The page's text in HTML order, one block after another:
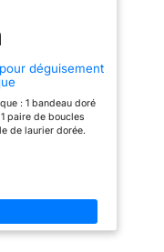
d'authenticité à votre
dé Design Élégant
des Motifs Antiques de
grec et romain classique,
serre-tête (aussi appelé
soldat grec ou couronne
emblématique de la feuille
les boucles d'oreilles
Ce déguisement deesse
déguisement
: 1 bandeau doré
paire de boucles
de laurier dorée.